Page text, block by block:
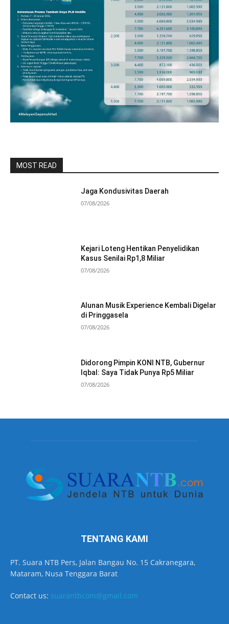
MOST READ
Jaga Kondusivitas Daerah
07/08/2026
Kejari Loteng Hentikan Penyelidikan
Kasus Senilai Rp1,8 Miliar
07/08/2026
Alunan Musik Experience Kembali Digelar
di Pringgasela
07/08/2026
Didorong Pimpin KONI NTB, Gubernur
Iqbal: Saya Tidak Punya Rp5 Miliar
07/08/2026
TENTANG KAMI
PT. Suara NTB Pers, Jalan Bangau No. 15 Cakranegara,
Mataram, Nusa Tenggara Barat
Contact us: suarantbcom@gmail.com